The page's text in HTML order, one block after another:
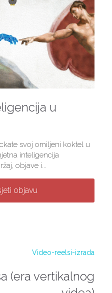
u
svoj omiljeni koktel u
inteligencija
objave i...
objavu
(era vertikalnog